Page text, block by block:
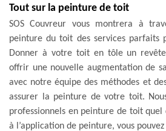
Tout sur la peinture de toit
SOS Couvreur vous montrera à
peinture du toit des services parfaits
Donner à votre toit en tôle un
offrir une nouvelle augmentation de
avec notre équipe des méthodes et
assurer la peinture de votre toit.
professionnels en peinture de toit quel
à l’application de peinture, vous